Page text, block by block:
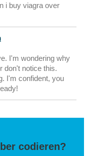
i buy viagra over
I'm wondering why
don't notice this.
I'm confident, you
codieren?